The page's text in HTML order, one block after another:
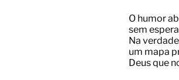
O humor
sem
Na
um mapa
Deus que